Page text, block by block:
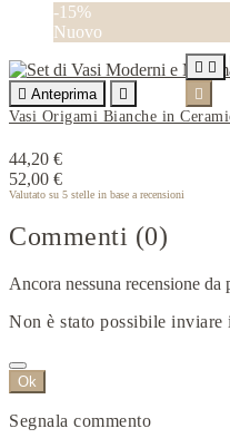
-15%
Nuovo
 Anteprima

Vasi Origami Bianche in
44,20 €
52,00 €
Valutato su 5 stelle in base a recensioni
 

Commenti (0)
Ancora nessuna recensione da
Non è stato possibile
Ok
Segnala commento